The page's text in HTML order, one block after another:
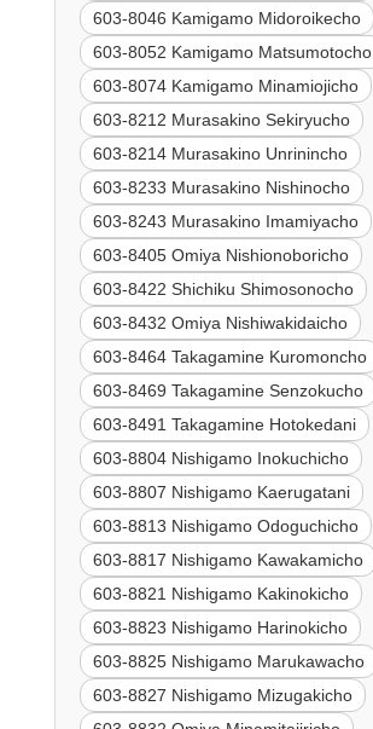
603-8046 Kamigamo Midoroikecho
603-8052 Kamigamo Matsumotocho
603-8074 Kamigamo Minamiojicho
603-8212 Murasakino Sekiryucho
603-8214 Murasakino Unrinincho
603-8233 Murasakino Nishinocho
603-8243 Murasakino Imamiyacho
603-8405 Omiya Nishionoboricho
603-8422 Shichiku Shimosonocho
603-8432 Omiya Nishiwakidaicho
603-8464 Takagamine Kuromoncho
603-8469 Takagamine Senzokucho
603-8491 Takagamine Hotokedani
603-8804 Nishigamo Inokuchicho
603-8807 Nishigamo Kaerugatani
603-8813 Nishigamo Odoguchicho
603-8817 Nishigamo Kawakamicho
603-8821 Nishigamo Kakinokicho
603-8823 Nishigamo Harinokicho
603-8825 Nishigamo Marukawacho
603-8827 Nishigamo Mizugakicho